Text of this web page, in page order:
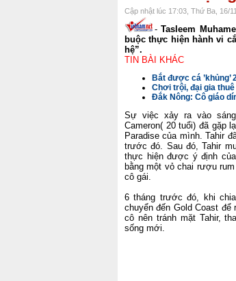
Cập nhật lúc 17:03, Thứ Ba, 16/
-Tasleem
buộc thực hiện hành vi
hệ”.
TIN BÀI KHÁC
Bắt được cá ’khủng’
Chơi trội, đại gia
Đắk Nông: Cô giáo
Sự việc xảy ra vào
Cameron( 20 tuổi) đã gặp
Paradise của mình. Tahir
trước đó. Sau đó, Tahir
thực hiện được ý định
bằng một vỏ chai rượu
cô gái.
6 tháng trước đó, khi
chuyển đến Gold Coast
cô nên tránh mặt Tahir,
sống mới.